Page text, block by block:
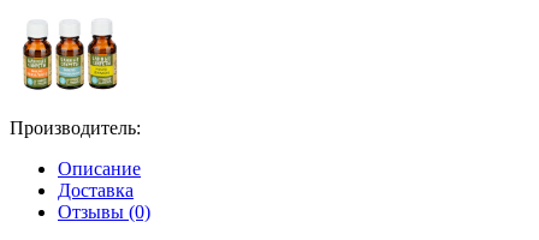
Производитель:
Описание
Доставка
Отзывы (0)